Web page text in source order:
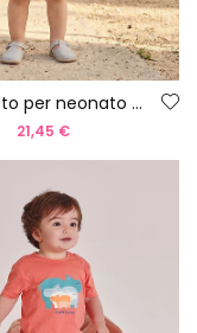
Completo per neonato con polo e salopette a quadri blu
21,45 €